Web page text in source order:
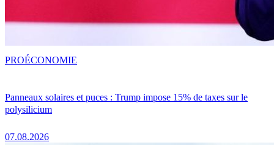
Panneaux solaires et puces : Trump impose 15% de taxes sur le
polysilicium
07.08.2026
PROÉCONOMIE